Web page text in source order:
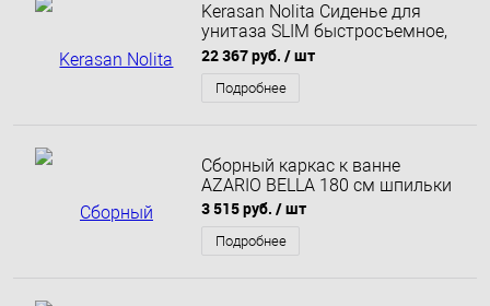
Kerasan Nolita Сиденье для
унитаза SLIM быстросъемное,
цвет Белый матовый, петли
хром, микролифт
22 367 руб. / шт
Подробнее
Сборный каркас к ванне
AZARIO BELLA 180 см шпильки
3 515 руб. / шт
Подробнее